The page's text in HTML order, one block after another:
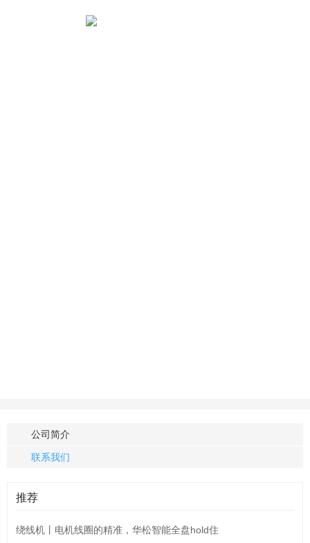
公司简介
联系我们
推荐
绕线机丨电机线圈的精准，华松智能全盘hold住